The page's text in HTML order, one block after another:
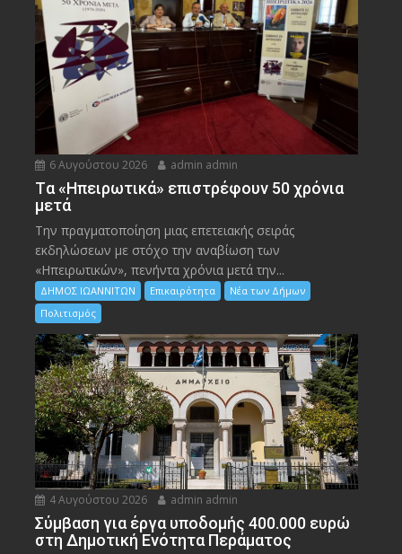
6 Αυγούστου 2026 admin admin
Tα «Ηπειρωτικά» επιστρέφουν 50 χρόνια
μετά
Την πραγματοποίηση μιας επετειακής σειράς
εκδηλώσεων με στόχο την αναβίωση των
«Ηπειρωτικών», πενήντα χρόνια μετά την...
ΔΗΜΟΣ ΙΩΑΝΝΙΤΩΝ Επικαιρότητα
Νέα των Δήμων
Πολιτισμός
4 Αυγούστου 2026 admin admin
Σύμβαση για έργα υποδομής 400.000 ευρώ
στη Δημοτική Ενότητα Περάματος